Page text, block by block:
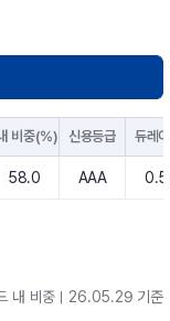
비중(%) 신용등급 듀레
58.0 AAA
내 비중 26.05.29 기준